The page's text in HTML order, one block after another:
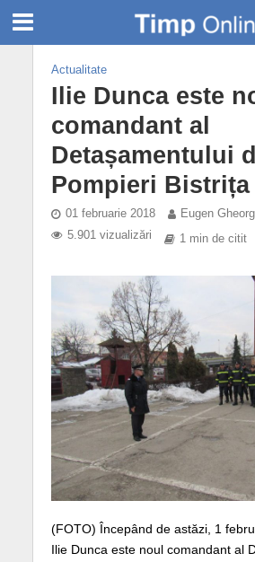
Actualitate
Ilie Dunca este
comandant al
Detașamentului
Pompieri Bistrița
01 februarie 2018
Eugen
5.901 vizualizări
1 min de citit
(FOTO) Începând de astăzi, 1
Ilie Dunca este noul comandant al